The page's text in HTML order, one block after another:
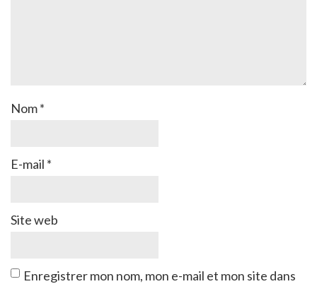
Nom*
E-mail *
Site web
Enregistrer mon nom, mon e-mail et mon site dans